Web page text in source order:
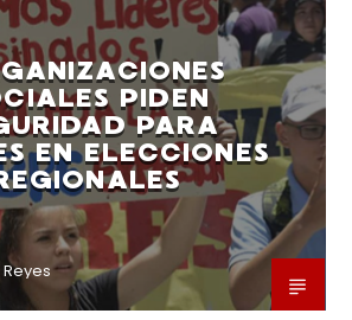
PIDEN
PARA
EN ELECCIONES